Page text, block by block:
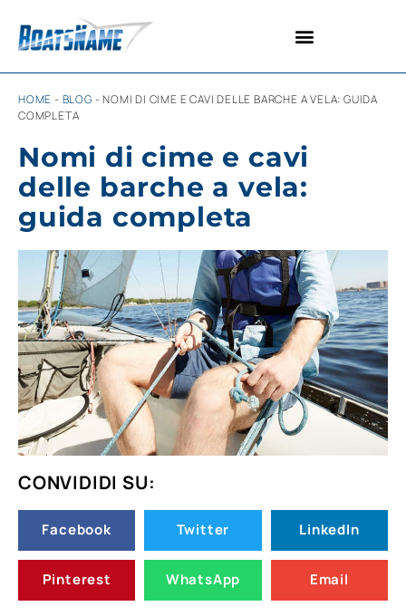
HOME - BLOG -NOMI DI CIME E CAVI DELLE BARCHE A VELA: GUIDA
COMPLETA
Nomi di cime e cavi
delle barche a vela:
guida completa
CONVIDIDI SU:
Facebook Twitter LinkedIn
Pinterest WhatsApp Email